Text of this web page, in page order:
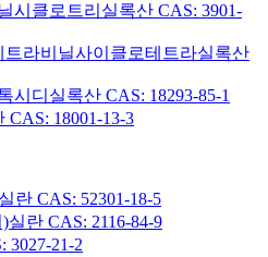
시클로트리실록산 CAS: 3901-
트라비닐사이클로테트라실록산
시디실록산 CAS: 18293-85-1
18001-13-3
란 CAS: 52301-18-5
란 CAS: 2116-84-9
3027-21-2